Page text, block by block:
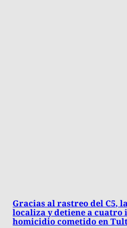
Gracias al rastreo del C5, la
localiza y detiene a cuatro
homicidio cometido en